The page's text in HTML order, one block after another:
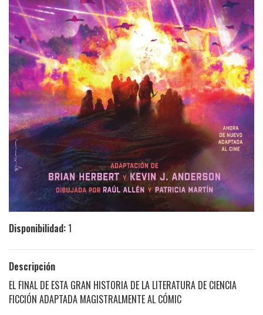
Disponibilidad:1
Descripción
EL FINAL DE ESTA GRAN HISTORIA DE LA LITERATURA DE CIENCIA
FICCIÓN ADAPTADA MAGISTRALMENTE AL CÓMIC